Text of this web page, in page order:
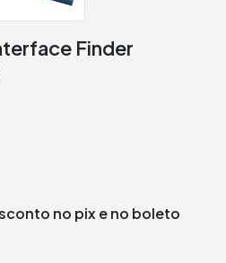
Finder
no pix e no boleto